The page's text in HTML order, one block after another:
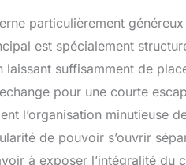
particulièrement
est spécialement
laissant suffisamment de
pour une courte
l’organisation minutieuse
de pouvoir s’ouvrir
à exposer l’intégralité du